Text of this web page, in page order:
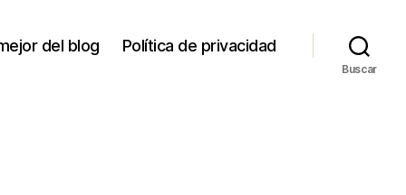
del blog Política de privacidad
Buscar